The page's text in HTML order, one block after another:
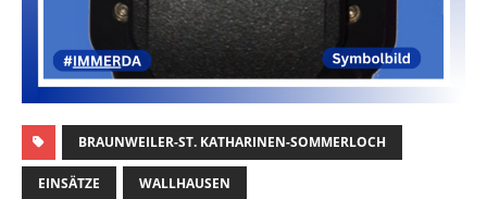
BRAUNWEILER-ST. KATHARINEN-SOMMERLOCH
EINSÄTZE WALLHAUSEN